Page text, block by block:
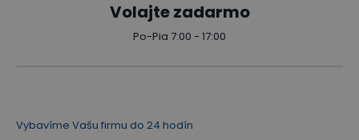
Volajte zadarmo
Po-Pia 7:00 - 17:00
Vybavíme Vašu firmu do 24 hodín